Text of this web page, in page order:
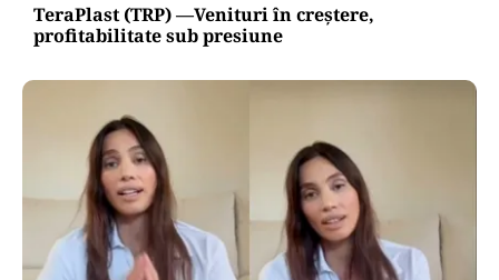
TeraPlast (TRP) —Venituri în creștere,
profitabilitate sub presiune